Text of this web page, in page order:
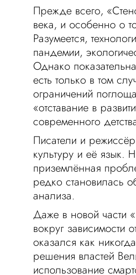
Прежде всего,
века, и особенно о
Разумеется,
пандемии,
Однако
есть только в том
ограничений
«отставание в
современного
Писатели и
культуру и её язык.
приземлённая
редко становилась
анализа.
Даже в новой части
вокруг зависимости
оказался как
решения властей
использование